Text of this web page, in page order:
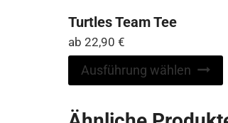
Turtles Team Tee
ab 22,90 €
Ausführung wählen